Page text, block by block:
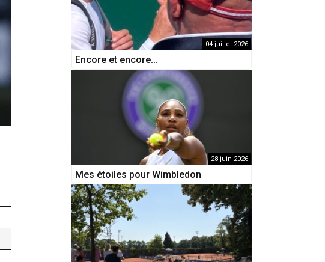
04 juillet 2026
Encore et encore…
28 juin 2026
Mes étoiles pour Wimbledon